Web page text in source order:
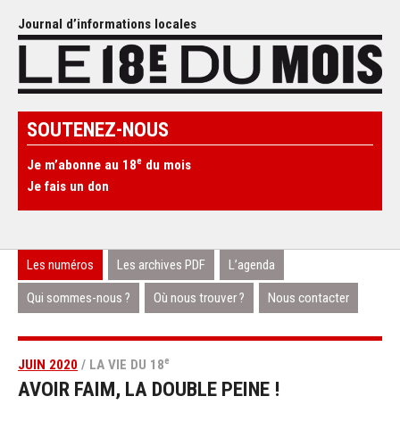
Journal d’informations locales
SOUTENEZ-NOUS
Je m’abonne au 18e du mois
Je fais un don
Les numéros Les archives PDF L’agenda
Qui sommes-nous ? Où nous trouver ? Nous contacter
JUIN 2020 / LA VIE DU 18e
AVOIR FAIM, LA DOUBLE PEINE !